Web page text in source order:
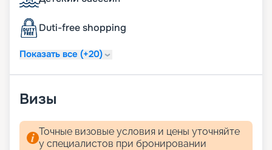
Duti-free shopping
Показать все (+20)
Визы
Точные визовые условия и цены уточняйте
у специалистов при бронировании